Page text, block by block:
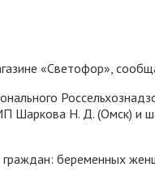
«Светофор»,
Шаркова Н. Д. (Омск) и
граждан: беременных